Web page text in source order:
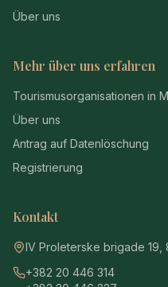
Über uns
Mehr über uns erfahren
Tourismusorganisationen in
Über uns
Antrag auf Datenlöschung
Registrierung
Kontakt
IV Proleterske brigade
+382 20 446 314